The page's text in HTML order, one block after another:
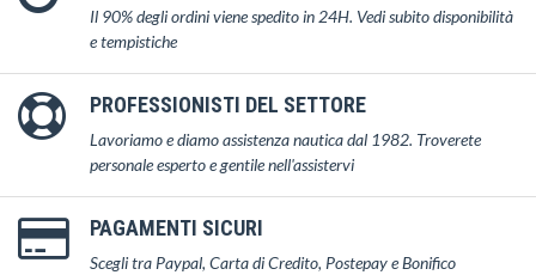
Il 90% degli ordini viene spedito in 24H. Vedi subito disponibilità
e tempistiche
PROFESSIONISTI DEL SETTORE
Lavoriamo e diamo assistenza nautica dal 1982. Troverete
personale esperto e gentile nell'assistervi
PAGAMENTI SICURI
Scegli tra Paypal, Carta di Credito, Postepay e Bonifico